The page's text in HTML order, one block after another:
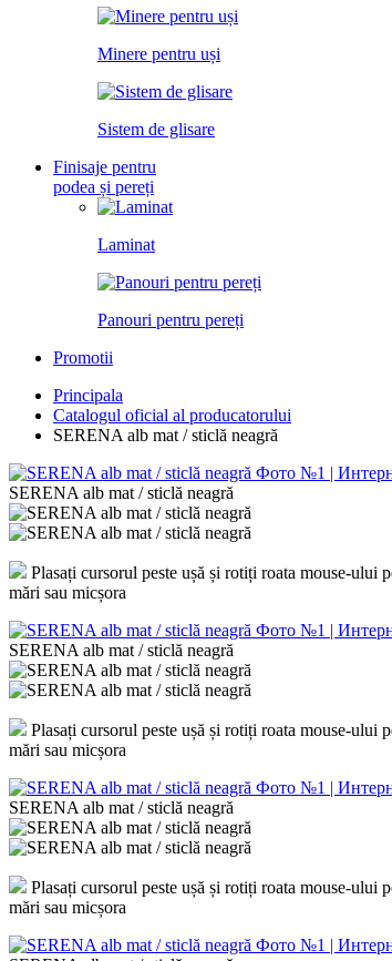
Minere pentru uși
Sistem de glisare
Finisaje pentru
podea și pereți
Laminat
Panouri pentru pereți
Promotii
Principala
Catalogul oficial al producatorului
SERENA alb mat / sticlă neagră
SERENA alb mat / sticlă neagră
Plasați cursorul peste ușă și rotiți roata mouse-ului
mări sau micșora
SERENA alb mat / sticlă neagră
Plasați cursorul peste ușă și rotiți roata mouse-ului
mări sau micșora
SERENA alb mat / sticlă neagră
Plasați cursorul peste ușă și rotiți roata mouse-ului
mări sau micșora